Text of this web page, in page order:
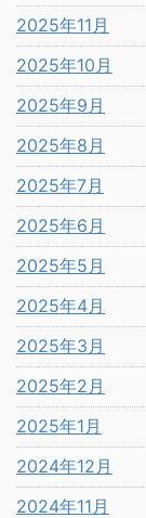
2025年11月
2025年10月
2025年9月
2025年8月
2025年7月
2025年6月
2025年5月
2025年4月
2025年3月
2025年2月
2025年1月
2024年12月
2024年11月